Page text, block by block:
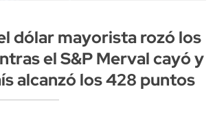
dólar mayorista rozó los
el S&P Merval cayó y
alcanzó los 428 puntos